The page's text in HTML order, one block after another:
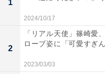
1
2024/10/17
2
「リアル天使」篠崎愛
ローブ姿に「可愛すぎ
2023/03/03